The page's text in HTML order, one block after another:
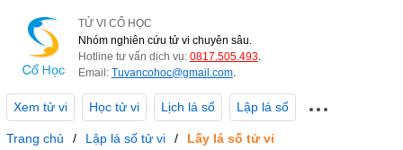
TỬ VI CỔ HỌC
Nhóm nghiên cứu tử vi chuyên sâu.
Hotline tư vấn dịch vụ: 0817.505.493.
Email: Tuvancohoc@gmail.com.
Xem tử vi Học tử vi Lịch lá số Lập lá số
Trang chủ Lập lá số tử vi Lấy lá số tử vi